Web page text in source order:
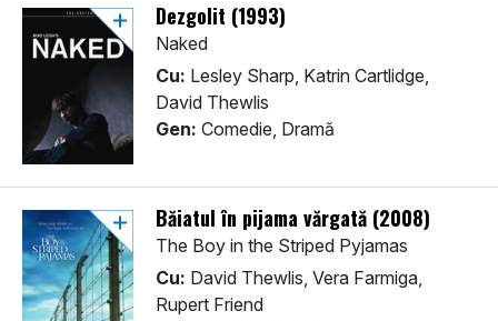
Dezgolit (1993)
Naked
Cu: Lesley Sharp, Katrin Cartlidge,
David Thewlis
Gen: Comedie, Dramă
Băiatul în pijama vărgată (2008)
The Boy in the Striped Pyjamas
Cu: David Thewlis, Vera Farmiga,
Rupert Friend